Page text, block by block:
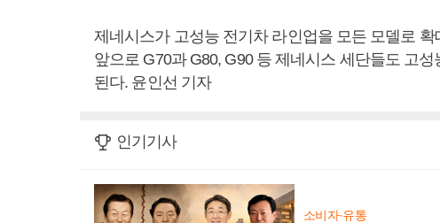
제네시스가 고성능 전기차 라인업을 모든 모델로
앞으로 G70과 G80, G90 등 제네시스 세단들도 고
된다. 윤인선 기자
인기기사
소비자·유통